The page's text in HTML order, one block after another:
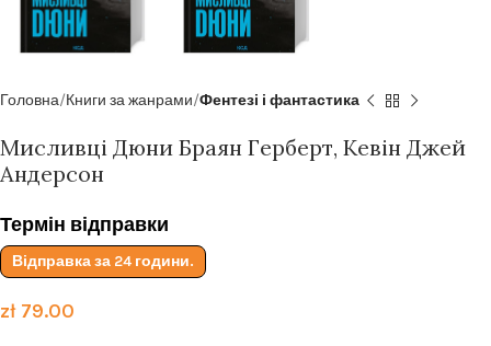
Головна Книги за жанрами Фентезі і фантастика
Мисливці Дюни Браян Герберт, Кевін Джей
Андерсон
Термін відправки
Відправка за 24 години.
zł79.00